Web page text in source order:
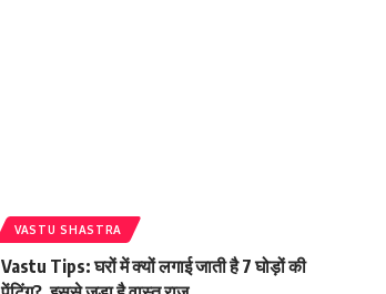
VASTU SHASTRA
Vastu Tips: घरों में क्यों लगाई जाती है 7 घोड़ों की